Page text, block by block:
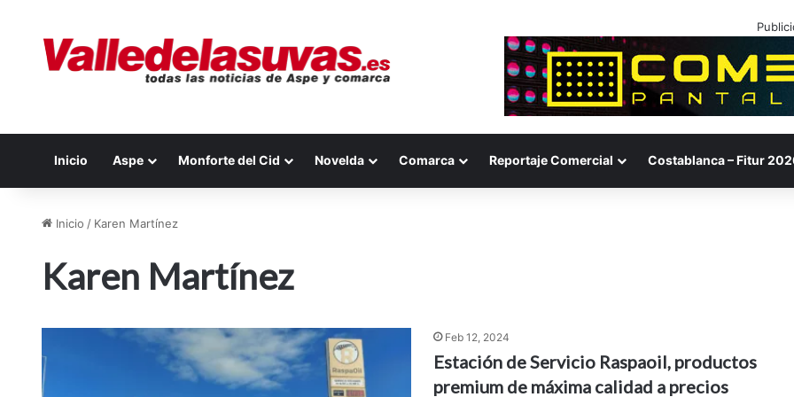
Inicio Aspe Monforte del Cid Novelda Comarca Reportaje Comercial Costablanca – Fitur
Inicio / Karen Martínez
Karen Martínez
Feb 12, 2024
Estación de Servicio Raspaoil, productos
premium de máxima calidad a precios